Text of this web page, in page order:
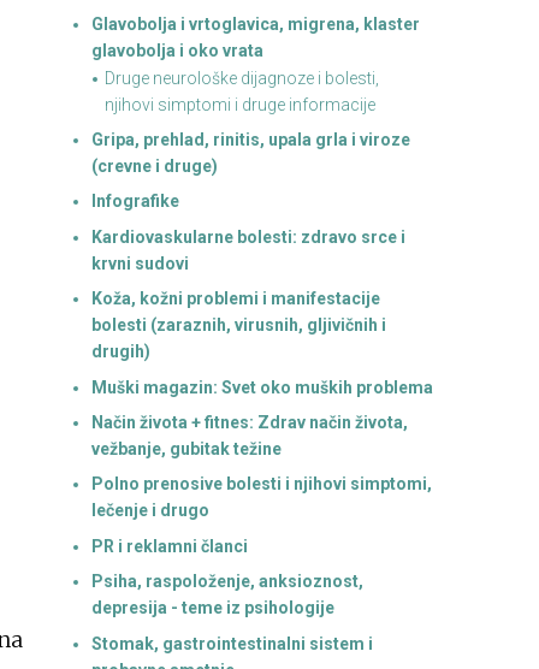
Glavobolja i vrtoglavica, migrena, klaster
glavobolja i oko vrata
Druge neurološke dijagnoze i bolesti,
njihovi simptomi i druge informacije
Gripa, prehlad, rinitis, upala grla i viroze
(crevne i druge)
Infografike
Kardiovaskularne bolesti: zdravo srce i
krvni sudovi
Koža, kožni problemi i manifestacije
bolesti (zaraznih, virusnih, gljivičnih i
drugih)
Muški magazin: Svet oko muških problema
Način života + fitnes: Zdrav način života,
vežbanje, gubitak težine
Polno prenosive bolesti i njihovi simptomi,
lečenje i drugo
PR i reklamni članci
Psiha, raspoloženje, anksioznost,
depresija - teme iz psihologije
Stomak, gastrointestinalni sistem i